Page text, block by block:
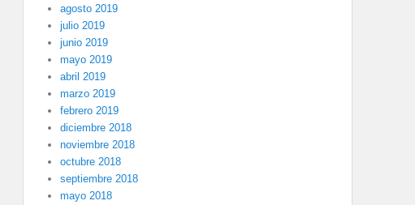
agosto 2019
julio 2019
junio 2019
mayo 2019
abril 2019
marzo 2019
febrero 2019
diciembre 2018
noviembre 2018
octubre 2018
septiembre 2018
mayo 2018